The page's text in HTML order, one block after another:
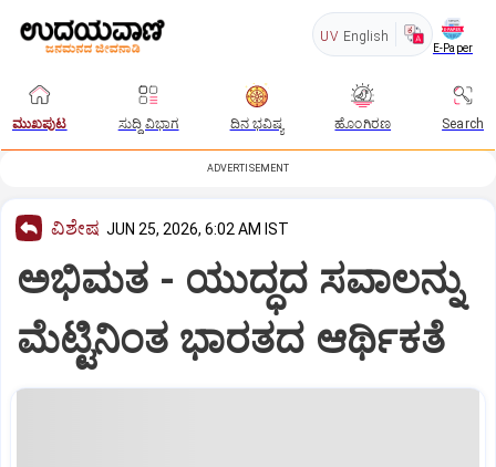
UV English
E-Paper
ಮುಖಪುಟ ಸುದ್ದಿ ವಿಭಾಗ ದಿನ ಭವಿಷ್ಯ ಹೊಂಗಿರಣ Search
ADVERTISEMENT
ವಿಶೇಷ JUN 25, 2026, 6:02 AM IST
ಅಭಿಮತ - ಯುದ್ಧದ ಸವಾಲನ್ನು
ಮೆಟ್ಟಿನಿಂತ ಭಾರತದ ಆರ್ಥಿಕತೆ